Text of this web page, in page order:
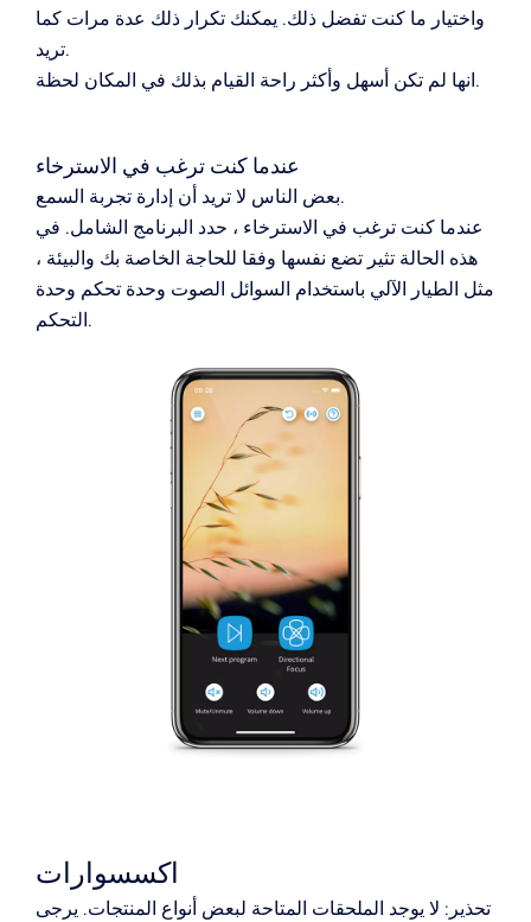
واختيار ما كنت تفضل ذلك. يمكنك تكرار ذلك عدة مرات كما
تريد.
انها لم تكن أسهل وأكثر راحة القيام بذلك في المكان لحظة.
عندما كنت ترغب في الاسترخاء
بعض الناس لا تريد أن إدارة تجربة السمع.
عندما كنت ترغب في الاسترخاء ، حدد البرنامج الشامل. في
هذه الحالة تثير تضع نفسها وفقا للحاجة الخاصة بك والبيئة ،
مثل الطيار الآلي باستخدام السوائل الصوت وحدة تحكم وحدة
التحكم.
اكسسوارات
تحذير: لا يوجد الملحقات المتاحة لبعض أنواع المنتجات. يرجى